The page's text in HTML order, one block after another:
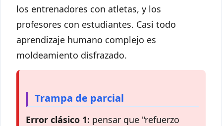
los entrenadores con atletas, y los
profesores con estudiantes. Casi todo
aprendizaje humano complejo es
moldeamiento disfrazado.
Trampa de parcial
Error clásico 1: pensar que "refuerzo